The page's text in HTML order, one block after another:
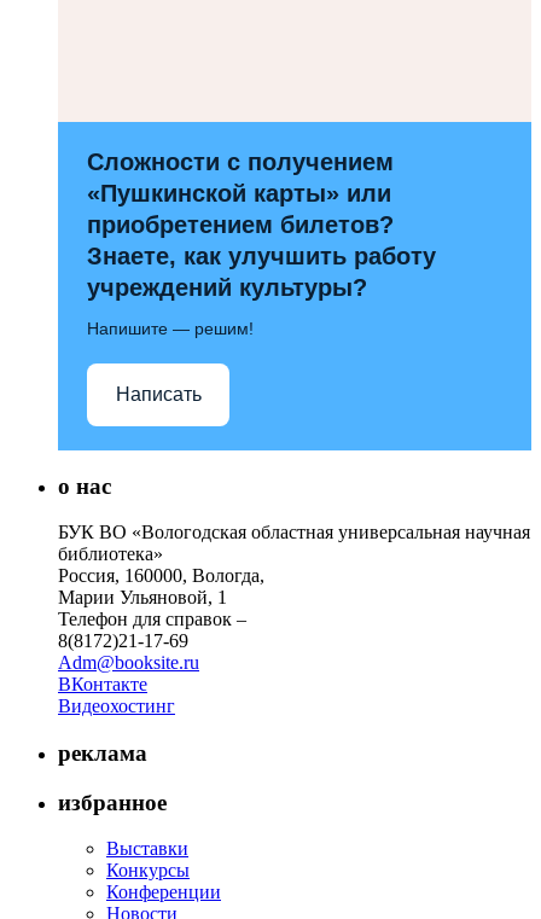
Сложности с получением
«Пушкинской карты» или
приобретением билетов?
Знаете, как улучшить работу
учреждений культуры?
Напишите — решим!
Написать
о нас
БУК ВО «Вологодская областная универсальная научная
библиотека»
Россия, 160000, Вологда,
Марии Ульяновой, 1
Телефон для справок –
8(8172)21-17-69
Adm@booksite.ru
ВКонтакте
Видеохостинг
реклама
избранное
Выставки
Конкурсы
Конференции
Новости